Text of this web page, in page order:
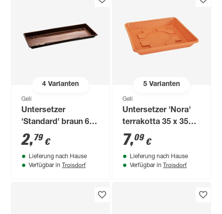
4Varianten
Geli
Untersetzer
'Standard' braun 60
x 15,5 cm
2,79 €
Lieferung nach Hause
Verfügbar in Troisdorf
5Varianten
Geli
Untersetzer 'Nora'
terrakotta 35 x 35
cm
7,09 €
Lieferung nach Hause
Verfügbar in Troisdorf